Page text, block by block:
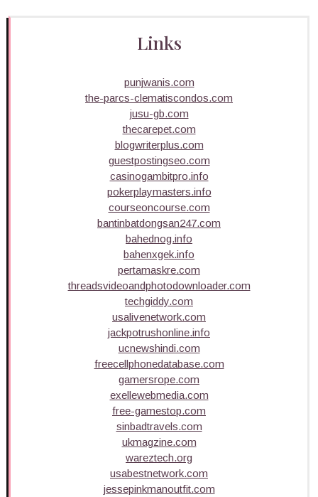
Links
punjwanis.com
the-parcs-clematiscondos.com
jusu-gb.com
thecarepet.com
blogwriterplus.com
guestpostingseo.com
casinogambitpro.info
pokerplaymasters.info
courseoncourse.com
bantinbatdongsan247.com
bahednog.info
bahenxgek.info
pertamaskre.com
threadsvideoandphotodownloader.com
techgiddy.com
usalivenetwork.com
jackpotrushonline.info
ucnewshindi.com
freecellphonedatabase.com
gamersrope.com
exellewebmedia.com
free-gamestop.com
sinbadtravels.com
ukmagzine.com
wareztech.org
usabestnetwork.com
jessepinkmanoutfit.com